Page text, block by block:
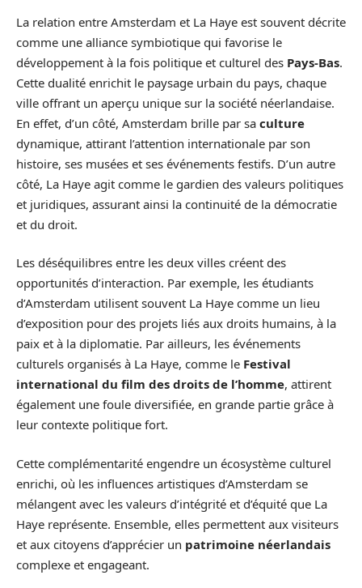
La relation entre Amsterdam et La Haye est souvent décrite
comme une alliance symbiotique qui favorise le
développement à la fois politique et culturel des Pays-Bas.
Cette dualité enrichit le paysage urbain du pays, chaque
ville offrant un aperçu unique sur la société néerlandaise.
En effet, d’un côté, Amsterdam brille par sa culture
dynamique, attirant l’attention internationale par son
histoire, ses musées et ses événements festifs. D’un autre
côté, La Haye agit comme le gardien des valeurs politiques
et juridiques, assurant ainsi la continuité de la démocratie
et du droit.
Les déséquilibres entre les deux villes créent des
opportunités d’interaction. Par exemple, les étudiants
d’Amsterdam utilisent souvent La Haye comme un lieu
d’exposition pour des projets liés aux droits humains, à la
paix et à la diplomatie. Par ailleurs, les événements
culturels organisés à La Haye, comme le Festival
international du film des droits de l’homme, attirent
également une foule diversifiée, en grande partie grâce à
leur contexte politique fort.
Cette complémentarité engendre un écosystème culturel
enrichi, où les influences artistiques d’Amsterdam se
mélangent avec les valeurs d’intégrité et d’équité que La
Haye représente. Ensemble, elles permettent aux visiteurs
et aux citoyens d’apprécier un patrimoine néerlandais
complexe et engageant.